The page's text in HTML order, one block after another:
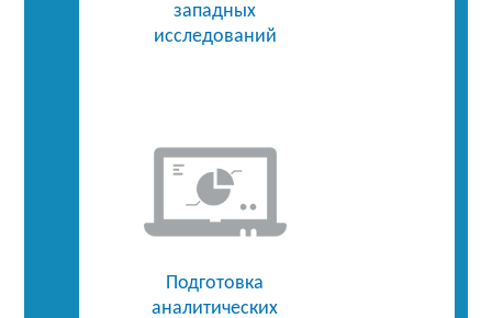
западных
исследований
Подготовка
аналитических